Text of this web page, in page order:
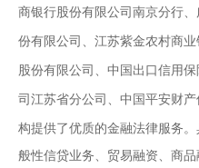
商银行股份有限公司南京分行
份有限公司、江苏紫金农村商
股份有限公司、中国出口信用
司江苏省分公司、中国平安财产
构提供了优质的金融法律服务
般性信贷业务、贸易融资、商